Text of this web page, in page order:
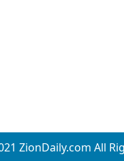
ZionDaily.com All